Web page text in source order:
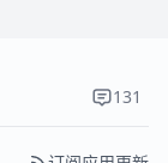
131